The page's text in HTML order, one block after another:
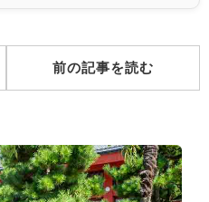
前の記事を読む